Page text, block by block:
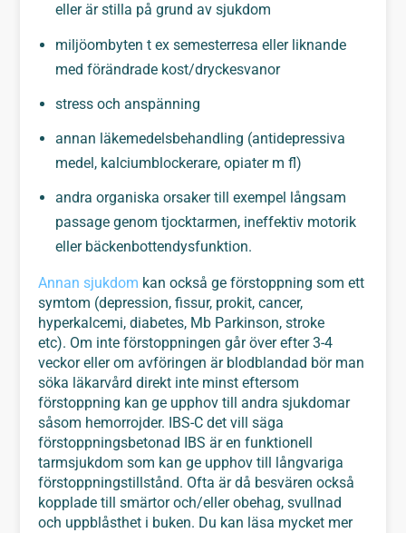
eller är stilla på grund av sjukdom
miljöombyten t ex semesterresa eller liknande
med förändrade kost/dryckesvanor
stress och anspänning
annan läkemedelsbehandling (antidepressiva
medel, kalciumblockerare, opiater m fl)
andra organiska orsaker till exempel långsam
passage genom tjocktarmen, ineffektiv motorik
eller bäckenbottendysfunktion.
Annan sjukdom kan också ge förstoppning som ett
symtom (depression, fissur, prokit, cancer,
hyperkalcemi, diabetes, Mb Parkinson, stroke
etc). Om inte förstoppningen går över efter 3-4
veckor eller om avföringen är blodblandad bör man
söka läkarvård direkt inte minst eftersom
förstoppning kan ge upphov till andra sjukdomar
såsom hemorrojder. IBS-C det vill säga
förstoppningsbetonad IBS är en funktionell
tarmsjukdom som kan ge upphov till långvariga
förstoppningstillstånd. Ofta är då besvären också
kopplade till smärtor och/eller obehag, svullnad
och uppblåsthet i buken. Du kan läsa mycket mer